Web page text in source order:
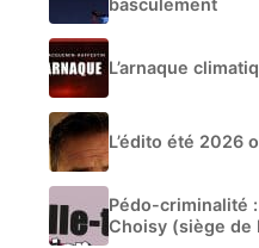
basculement
L’arnaque
L’édito été 2026
Pédo-criminalité
Choisy (siège de